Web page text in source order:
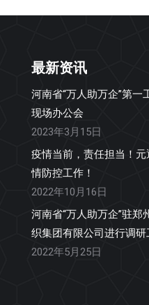
最新资讯
河南省“万人助万企”第
现场办公会
2023年3月15日
疫情当前，责任担当！
情防控工作！
2022年10月16日
河南省“万人助万企”驻
织集团有限公司进行调研
2022年5月25日